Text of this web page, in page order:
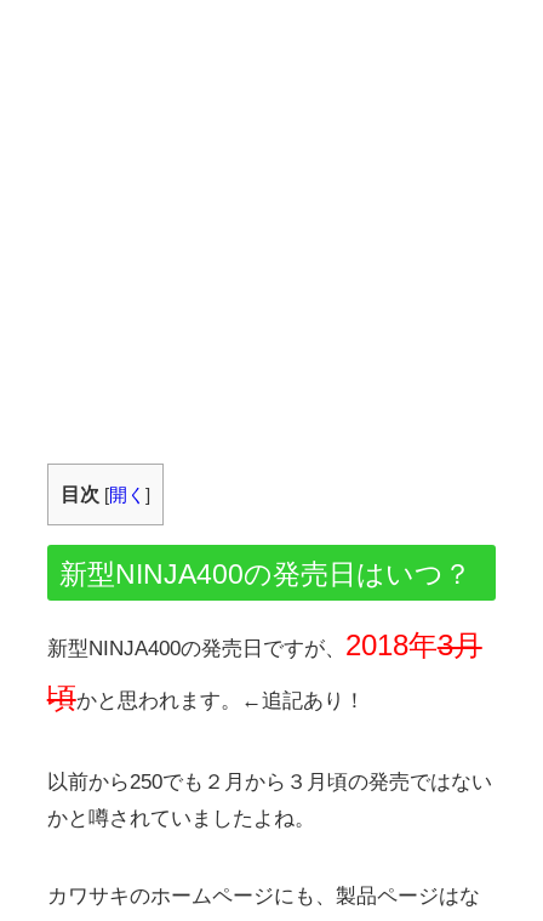
目次 [開く ]
新型NINJA400の発売日はいつ？
新型NINJA400の発売日ですが、 2018年3月
頃かと思われます。←追記あり！
以前から250でも２月から３月頃の発売ではない
かと噂されていましたよね。
カワサキのホームページにも、製品ページはな